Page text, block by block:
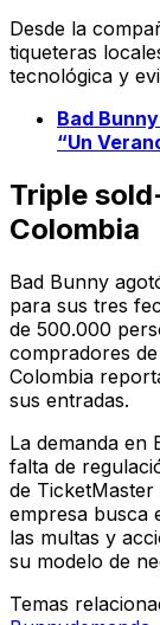
Desde la
tiqueteras
tecnológica y
Bad
“Un
Triple
Colombia
Bad Bunny
para sus tres
de 500.000
compradores
Colombia
sus entradas.
La demanda en
falta de
de
empresa busca
las multas y
su modelo de
Temas